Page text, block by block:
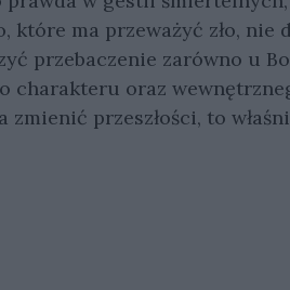
które ma przeważyć zło, nie
przebaczenie zarówno u
charakteru oraz
przeszłości, to